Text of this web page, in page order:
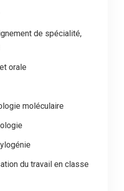
de spécialité,
orale
moléculaire
du travail en classe